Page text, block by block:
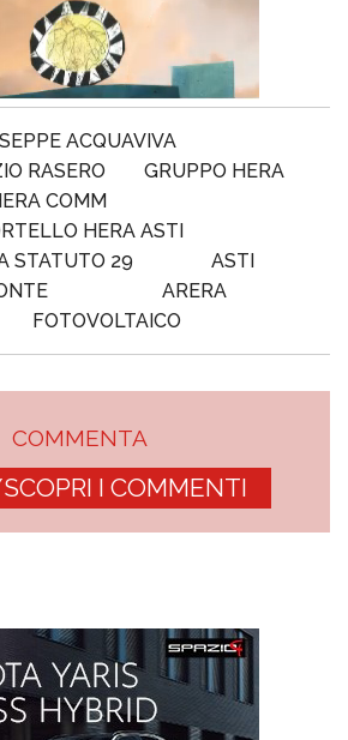
ACQUAVIVA
RASERO
GRUPPO HERA
COMM
HERA ASTI
STATUTO 29
ASTI
ARERA
FOTOVOLTAICO
COMMENTA
I COMMENTI